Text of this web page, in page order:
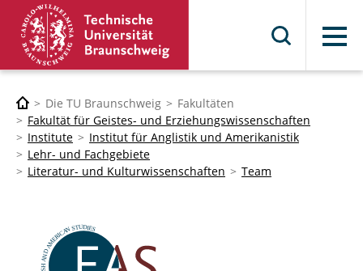
Menü
Die TU Braunschweig
Fakultäten
Fakultät für Geistes- und Erziehungswissenschaften
Institute
Institut für Anglistik und Amerikanistik
Lehr- und Fachgebiete
Literatur- und Kulturwissenschaften
Team